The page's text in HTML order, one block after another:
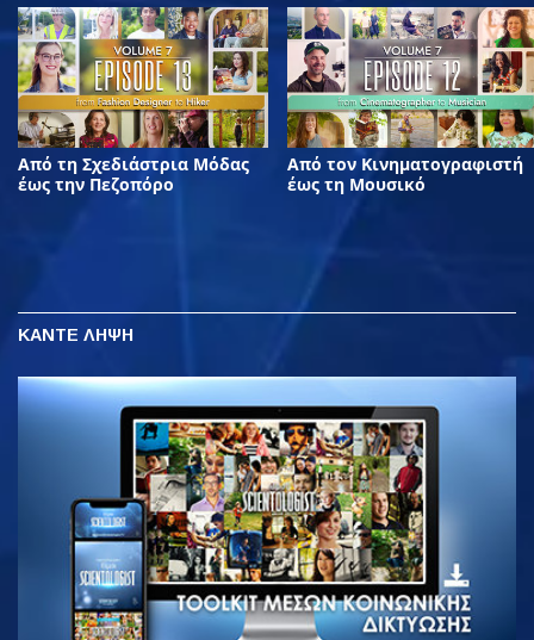
Από τη Σχεδιάστρια Μόδας
έως την Πεζοπόρο
Από τον Κινηματογραφιστή
έως τη Μουσικό
ΚΑΝΤΕ ΛΗΨΗ